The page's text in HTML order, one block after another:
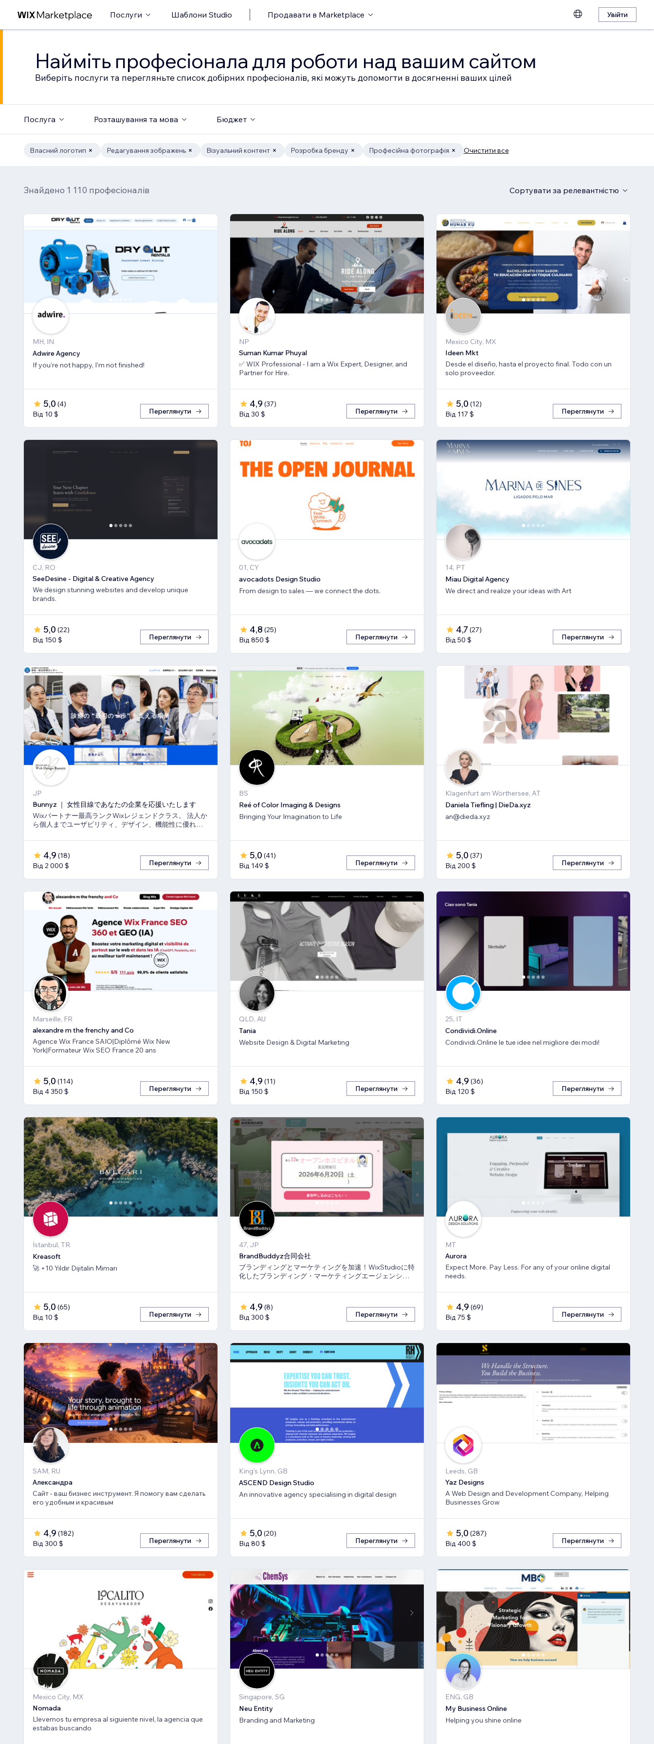
Послуги Шаблони Studio Продавати в Marketplace Увійти
Найміть професіонала для роботи над вашим сайтом
Виберіть послуги та перегляньте список добірних професіоналів, які можуть допомогти в досягненні ваших цілей
Послуга Розташування та мова Бюджет
Власний логотип Редагування зображень Візуальний контент Розробка бренду Професійна фотографія Очистити все
Знайдено 1 110 професіоналів Сортувати за релевантністю
MH, IN
Adwire Agency
If you're not happy, I'm not finished!
5,0 (4)
Від 10 $
Переглянути
NP
Suman Kumar Phuyal
✅ WIX Professional - I am a Wix Expert, Designer, and
Partner for Hire.
4,9 (37)
Від 30 $
Переглянути
Mexico City, MX
Ideen Mkt
Desde el diseño, hasta el proyecto final. Todo con un
solo proveedor.
5,0 (12)
Від 117 $
Переглянути
CJ, RO
SeeDesine - Digital & Creative Agency
We design stunning websites and develop unique
brands.
5,0 (22)
Від 150 $
Переглянути
01, CY
avocadots Design Studio
From design to sales — we connect the dots.
4,8 (25)
Від 850 $
Переглянути
14, PT
Miau Digital Agency
We direct and realize your ideas with Art
4,7 (27)
Від 50 $
Переглянути
JP
Bunnyz ｜ 女性目線であなたの企業を応援いたします
Wixパートナー最高ランクWixレジェンドクラス。 法人か
ら個人までユーザビリティ、デザイン、機能性に優れた
4,9 (18)
Від 2 000 $
Переглянути
BS
Reé of Color Imaging & Designs
Bringing Your Imagination to Life
5,0 (41)
Від 149 $
Переглянути
Klagenfurt am Wörthersee, AT
Daniela Tiefling | DieDa.xyz
an@dieda.xyz
5,0 (37)
Від 200 $
Переглянути
Marseille, FR
alexandre m the frenchy and Co
Agence Wix France SAIO|Diplômé Wix New
York|Formateur Wix SEO France 20 ans
5,0 (114)
Від 4 350 $
Переглянути
QLD, AU
Tania
Website Design & Digital Marketing
4,9 (11)
Від 150 $
Переглянути
25, IT
Condividi.Online
Condividi.Online le tue idee nel migliore dei modi!
4,9 (36)
Від 120 $
Переглянути
İstanbul, TR
Kreasoft
🚀 +10 Yıldır Dijitalin Mimarı
5,0 (65)
Від 10 $
Переглянути
47, JP
BrandBuddyz合同会社
ブランディングとマーケティングを加速！WixStudioに特
化したブランディング・マーケティングエージェンシー
4,9 (8)
Від 300 $
Переглянути
MT
Aurora
Expect More. Pay Less. For any of your online digital
needs.
4,9 (69)
Від 75 $
Переглянути
SAM, RU
Александра
Сайт - ваш бизнес инструмент. Я помогу вам сделать
его удобным и красивым
4,9 (182)
Від 300 $
Переглянути
King's Lynn, GB
ASCEND Design Studio
An innovative agency specialising in digital design
5,0 (20)
Від 80 $
Переглянути
Leeds, GB
Yaz Designs
A Web Design and Development Company, Helping
Businesses Grow
5,0 (287)
Від 400 $
Переглянути
Mexico City, MX
Nomada
Llevemos tu empresa al siguiente nivel, la agencia que
estabas buscando
Singapore, SG
Neu Entity
Branding and Marketing
ENG, GB
My Business Online
Helping you shine online